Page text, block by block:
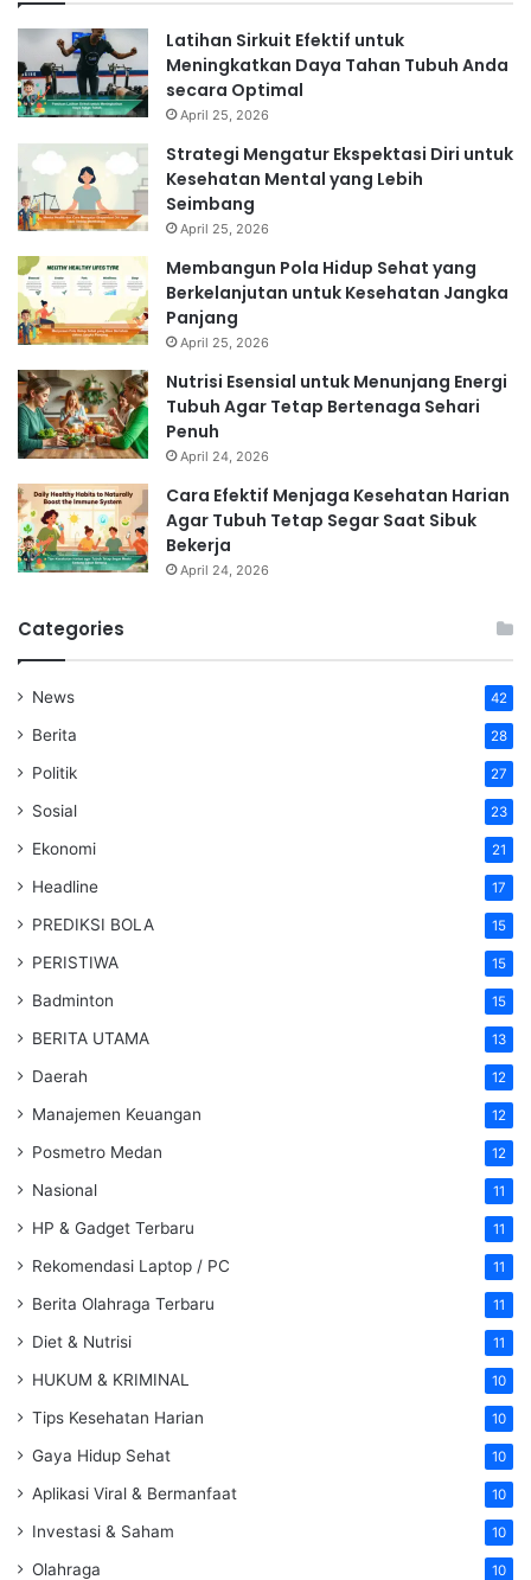
Latihan Sirkuit Efektif untuk
Meningkatkan Daya Tahan Tubuh Anda
secara Optimal
April 25, 2026
Strategi Mengatur Ekspektasi Diri untuk
Kesehatan Mental yang Lebih
Seimbang
April 25, 2026
Membangun Pola Hidup Sehat yang
Berkelanjutan untuk Kesehatan Jangka
Panjang
April 25, 2026
Nutrisi Esensial untuk Menunjang Energi
Tubuh Agar Tetap Bertenaga Sehari
Penuh
April 24, 2026
Cara Efektif Menjaga Kesehatan Harian
Agar Tubuh Tetap Segar Saat Sibuk
Bekerja
April 24, 2026
Categories
News 42
Berita 28
Politik 27
Sosial 23
Ekonomi 21
Headline 17
PREDIKSI BOLA 15
PERISTIWA 15
Badminton 15
BERITA UTAMA 13
Daerah 12
Manajemen Keuangan 12
Posmetro Medan 12
Nasional 11
HP & Gadget Terbaru 11
Rekomendasi Laptop / PC 11
Berita Olahraga Terbaru 11
Diet & Nutrisi 11
HUKUM & KRIMINAL 10
Tips Kesehatan Harian 10
Gaya Hidup Sehat 10
Aplikasi Viral & Bermanfaat 10
Investasi & Saham 10
Olahraga 10